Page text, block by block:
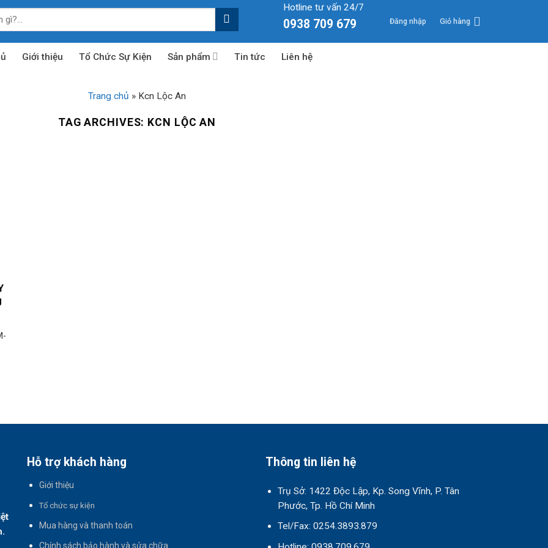
Hotline tư vấn 24/7
0938 709 679 Đăng nhập Giỏ hàng
Giới thiệu Tổ Chức Sự Kiện Sản phẩm Tin tức Liên hệ
Trang chủ » Kcn Lộc An
TAG ARCHIVES: KCN LỘC AN
Hỗ trợ khách hàng
Giới thiệu
Tổ chức sự kiện
Mua hàng và thanh toán
Chính sách bảo hành và sửa chữa
Thông tin liên hệ
Trụ Sở: 1422 Độc Lập, Kp. Song Vĩnh, P. Tân
Phước, Tp. Hồ Chí Minh
Tel/Fax: 0254.3893.879